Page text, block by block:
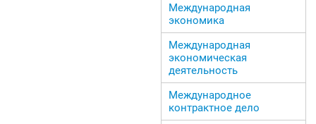
Международная
экономика
Международная
экономическая
деятельность
Международное
контрактное дело